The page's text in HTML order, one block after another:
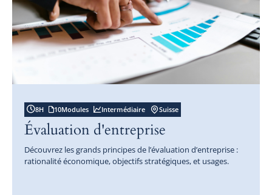
8H 10Modules Intermédiaire Suisse
Évaluation d'entreprise
Découvrez les grands principes de l’évaluation d’entreprise :
rationalité économique, objectifs stratégiques, et usages.